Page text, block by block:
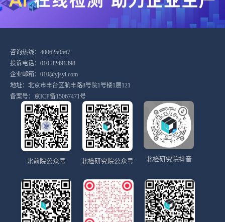
咨询热线：4006250567
投诉电话：010-82491398
企业邮箱：010@yjsyi.com
地址：北京市丰台区航丰路8号院1号楼1层121
备案号： 京ICP备15067471号
北前院公众号 北检研究院公众号 北检研究院抖音